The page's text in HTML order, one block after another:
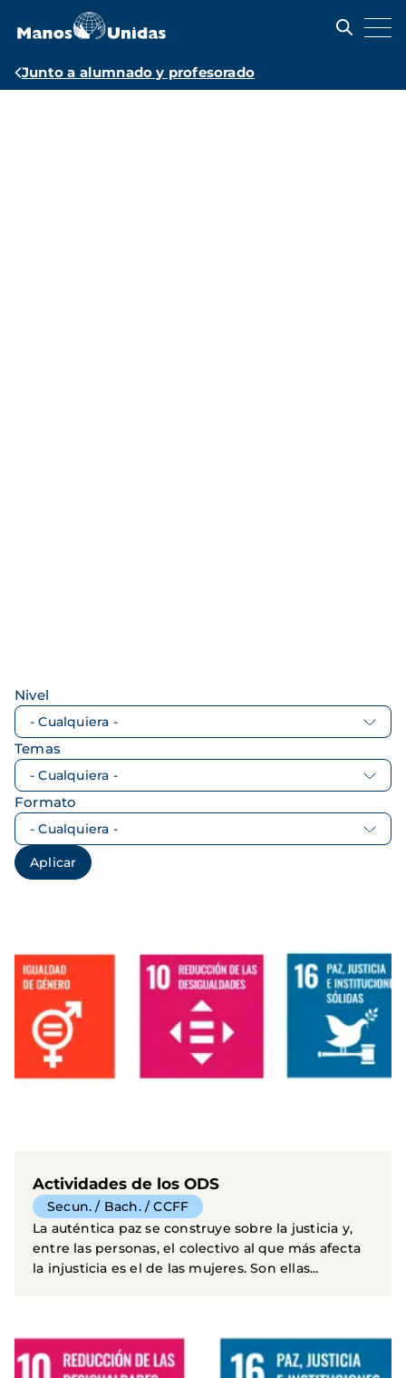
contenido
Ruta
Junto a alumnado y profesorado
Nivel
Temas
Formato
Actividades de los ODS
Secun. / Bach. / CCFF
La auténtica paz se construye sobre la justicia y,
entre las personas, el colectivo al que más afecta
la injusticia es el de las mujeres. Son ellas...